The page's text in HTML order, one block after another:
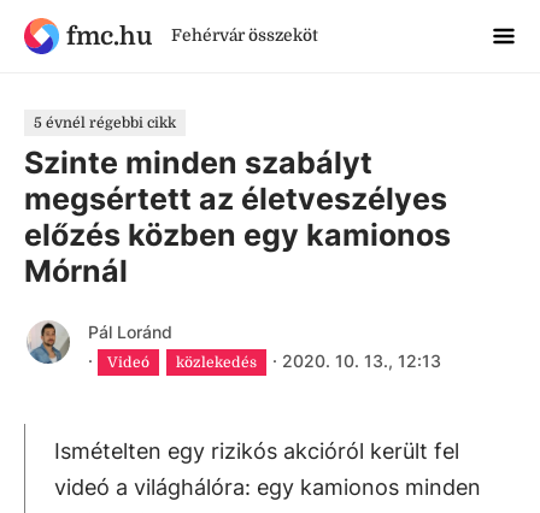
fmc.hu Fehérvár összeköt
5 évnél régebbi cikk
Szinte minden szabályt
megsértett az életveszélyes
előzés közben egy kamionos
Mórnál
Pál Loránd
·
Videó közlekedés · 2020. 10. 13., 12:13
Ismételten egy rizikós akcióról került fel
videó a világhálóra: egy kamionos minden